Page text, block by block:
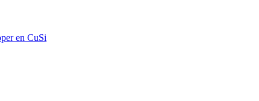
en CuSi